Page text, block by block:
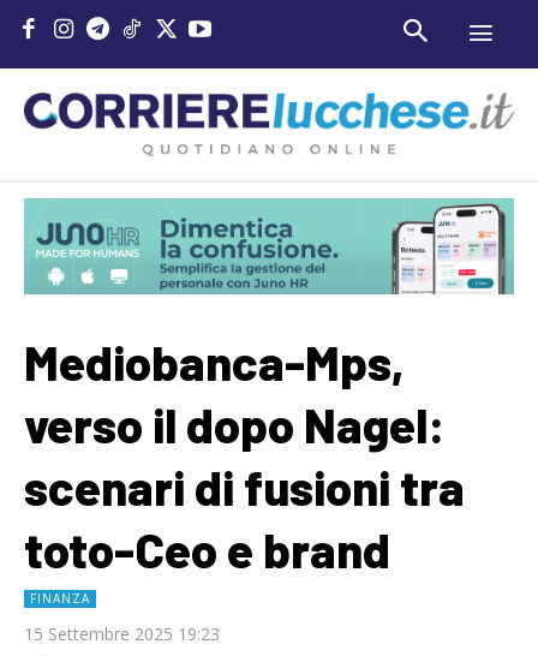
Mediobanca-Mps,
verso il dopo Nagel:
scenari di fusioni tra
toto-Ceo e brand
FINANZA
15 Settembre 2025 19:23